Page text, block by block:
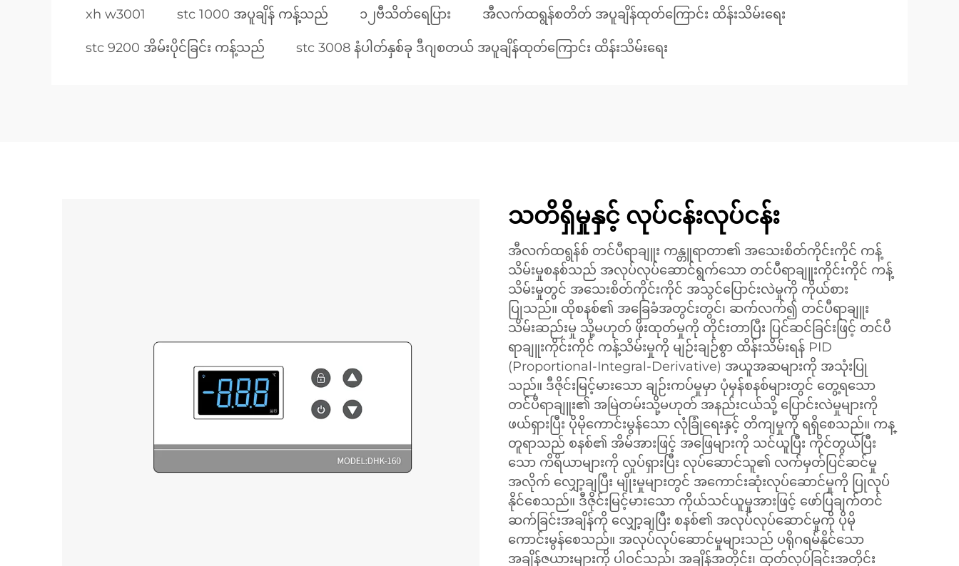
xh w3001 stc 1000 အပူချိန် ကန့်သည် ၁၂ဗီသိတ်ရေပြား အီလက်ထရွန်စတိတ် အပူချိန်ထုတ်ကြောင်း ထိန်းသိမ်းရေး
stc 9200 အိမ်းပိုင်ခြင်း ကန့်သည် stc 3008 နံပါတ်နှစ်ခု ဒီဂျစတယ် အပူချိန်ထုတ်ကြောင်း ထိန်းသိမ်းရေး
သတိရှိမှုနှင့် လုပ်ငန်းလုပ်ငန်း
အီလက်ထရွန်စ် တင်ပီရာချူး ကန္တူရာတာ၏ အသေးစိတ်ကိုင်းကိုင် ကန့်
သိမ်းမှုစနစ်သည် အလုပ်လုပ်ဆောင်ရွက်သော တင်ပီရာချူးကိုင်းကိုင် ကန့်
သိမ်းမှုတွင် အသေးစိတ်ကိုင်းကိုင် အသွင်ပြောင်းလဲမှုကို ကိုယ်စား
ပြုသည်။ ထိုစနစ်၏ အခြေခံအတွင်းတွင်၊ ဆက်လက်၍ တင်ပီရာချူး
သိမ်းဆည်းမှု သို့မဟုတ် ဖိုးထုတ်မှုကို တိုင်းတာပြီး ပြင်ဆင်ခြင်းဖြင့် တင်ပီ
ရာချူးကိုင်းကိုင် ကန့်သိမ်းမှုကို မျဉ်းချဉ်စွာ ထိန်းသိမ်းရန် PID
(Proportional-Integral-Derivative) အယူအဆများကို အသုံးပြု
သည်။ ဒီဇိုင်းမြင့်မားသော ချဉ်းကပ်မှုမှာ ပုံမှန်စနစ်များတွင် တွေ့ရသော
တင်ပီရာချူး၏ အမြဲတမ်းသို့မဟုတ် အနည်းငယ်သို့ ပြောင်းလဲမှုများကို
ဖယ်ရှားပြီး ပိုမိုကောင်းမွန်သော လုံခြုံရေးနှင့် တိကျမှုကို ရရှိစေသည်။ ကန္
တူရာသည် စနစ်၏ အိမ်အားဖြင့် အဖြေများကို သင်ယူပြီး ကိုင်တွယ်ပြီး
သော ကိရိယာများကို လှုပ်ရှားပြီး လုပ်ဆောင်သူ၏ လက်မှတ်ပြင်ဆင်မှု
အလိုက် လျှော့ချပြီး မျိုးမှုများတွင် အကောင်းဆုံးလုပ်ဆောင်မှုကို ပြုလုပ်
နိုင်စေသည်။ ဒီဇိုင်းမြင့်မားသော ကိုယ်သင်ယူမှုအားဖြင့် ဖော်ပြချက်တင်
ဆက်ခြင်းအချိန်ကို လျှော့ချပြီး စနစ်၏ အလုပ်လုပ်ဆောင်မှုကို ပိုမို
ကောင်းမွန်စေသည်။ အလုပ်လုပ်ဆောင်မှုများသည် ပရိုဂရမ်နိုင်သော
အချိန်ဇယားများကို ပါဝင်သည်၊ အချိန်အတိုင်း၊ ထုတ်လုပ်ခြင်းအတိုင်း